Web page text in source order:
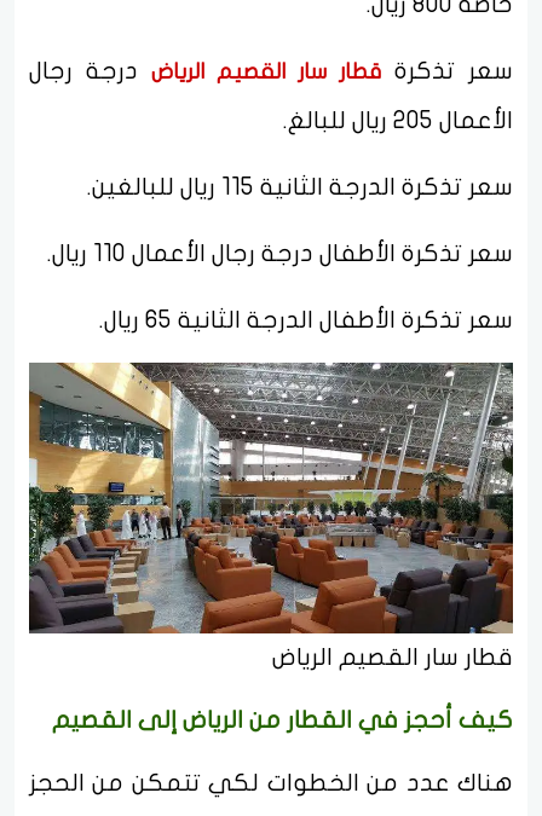
سعر تذكرة قطار سار القصيم الرياض درجة رجال
الأعمال 205 ريال للبالغ.
سعر تذكرة الدرجة الثانية 115 ريال للبالغين.
سعر تذكرة الأطفال درجة رجال الأعمال 110 ريال.
سعر تذكرة الأطفال الدرجة الثانية 65 ريال.
قطار سار القصيم الرياض
كيف أحجز في القطار من الرياض إلى القصيم
هناك عدد من الخطوات لكي تتمكن من الحجز